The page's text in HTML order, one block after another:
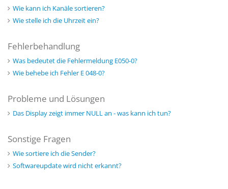
Wie kann ich Kanäle sortieren?
Wie stelle ich die Uhrzeit ein?
Fehlerbehandlung
Was bedeutet die Fehlermeldung E050-0?
Wie behebe ich Fehler E 048-0?
Probleme und Lösungen
Das Display zeigt immer NULL an - was kann ich tun?
Sonstige Fragen
Wie sortiere ich die Sender?
Softwareupdate wird nicht erkannt?